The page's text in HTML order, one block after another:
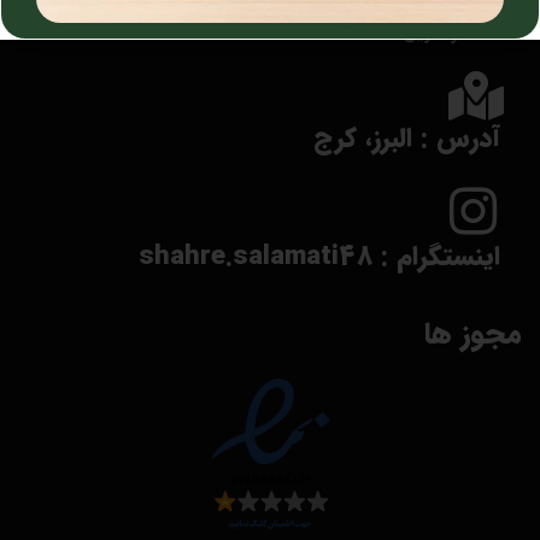
فقط از طریق sms
آدرس : البرز، کرج
اینستگرام : shahre.salamati48
مجوز ها